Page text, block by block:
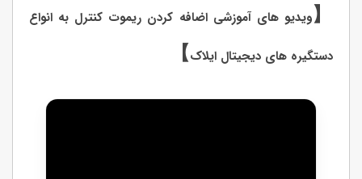
【ویدیو های آموزشی اضافه کردن ریموت کنترل به انواع
دستگیره های دیجیتال ایلاک】